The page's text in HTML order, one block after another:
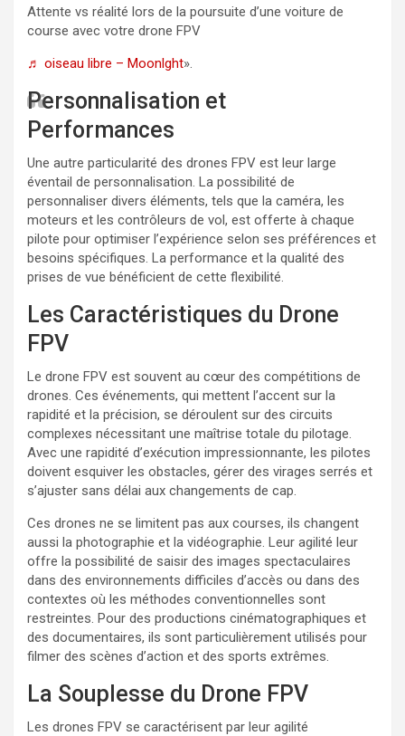
Attente vs réalité lors de la poursuite d’une voiture de
course avec votre drone FPV
♬ oiseau libre – Moonlght».
Personnalisation et
Performances
Une autre particularité des drones FPV est leur large
éventail de personnalisation. La possibilité de
personnaliser divers éléments, tels que la caméra, les
moteurs et les contrôleurs de vol, est offerte à chaque
pilote pour optimiser l’expérience selon ses préférences et
besoins spécifiques. La performance et la qualité des
prises de vue bénéficient de cette flexibilité.
Les Caractéristiques du Drone
FPV
Le drone FPV est souvent au cœur des compétitions de
drones. Ces événements, qui mettent l’accent sur la
rapidité et la précision, se déroulent sur des circuits
complexes nécessitant une maîtrise totale du pilotage.
Avec une rapidité d’exécution impressionnante, les pilotes
doivent esquiver les obstacles, gérer des virages serrés et
s’ajuster sans délai aux changements de cap.
Ces drones ne se limitent pas aux courses, ils changent
aussi la photographie et la vidéographie. Leur agilité leur
offre la possibilité de saisir des images spectaculaires
dans des environnements difficiles d’accès ou dans des
contextes où les méthodes conventionnelles sont
restreintes. Pour des productions cinématographiques et
des documentaires, ils sont particulièrement utilisés pour
filmer des scènes d’action et des sports extrêmes.
La Souplesse du Drone FPV
Les drones FPV se caractérisent par leur agilité